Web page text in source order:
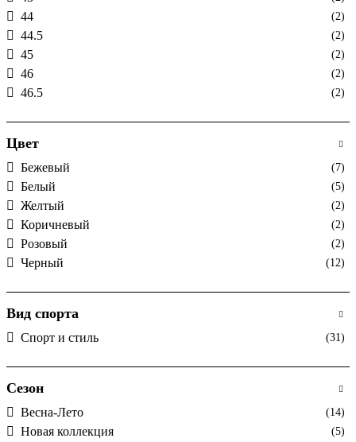
44 (2)
44.5 (2)
45 (2)
46 (2)
46.5 (2)
Цвет
Бежевый (7)
Белый (5)
Желтый (2)
Коричневый (2)
Розовый (2)
Черный (12)
Вид спорта
Спорт и стиль (31)
Сезон
Весна-Лето (14)
Новая коллекция (5)